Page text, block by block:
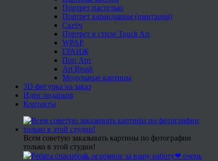
Портрет пастелью
Портрет карандашом (имитация)
Скетч
Портрет в стиле Touch Art
WPAP
ГРАНЖ
Поп Арт
Art Brush
Модульные картины
3D фигурка на заказ
Идеи подарков
Контакты
Всем советую заказывать картины по фотографии
только в этой студии!